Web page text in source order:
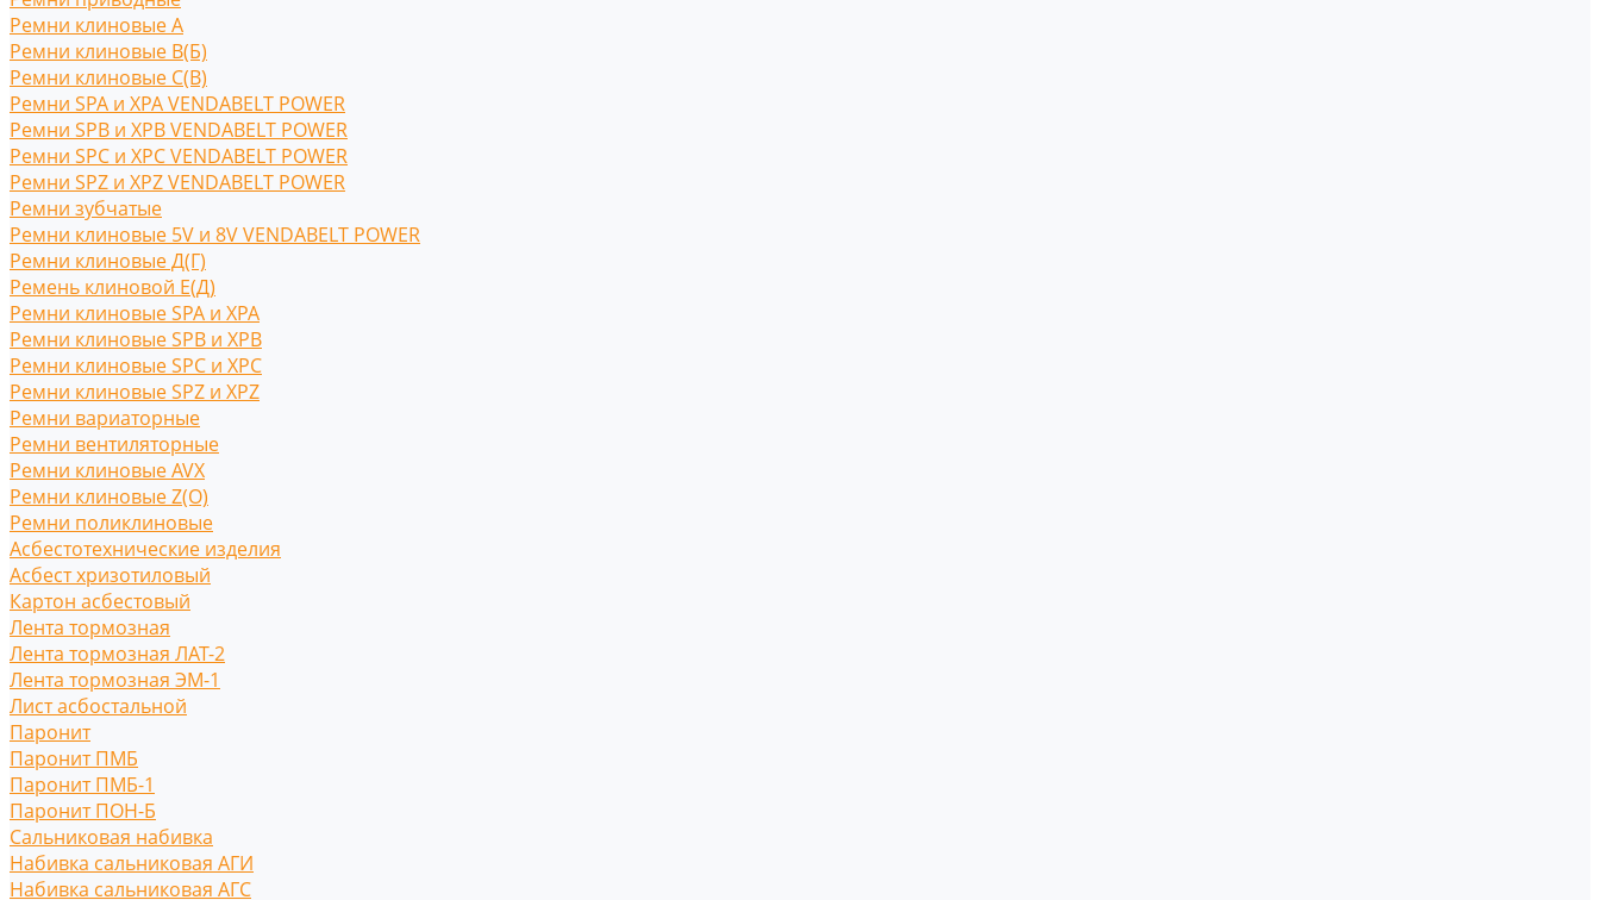
Ремни клиновые A
Ремни клиновые В(Б)
Ремни клиновые С(B)
Ремни SPA и XPA VENDABELT POWER
Ремни SPB и XPB VENDABELT POWER
Ремни SPC и XPC VENDABELT POWER
Ремни SPZ и XPZ VENDABELT POWER
Ремни зубчатые
Ремни клиновые 5V и 8V VENDABELT POWER
Ремни клиновые Д(Г)
Ремень клиновой Е(Д)
Ремни клиновые SPA и XPA
Ремни клиновые SPB и XPB
Ремни клиновые SPC и XPC
Ремни клиновые SPZ и XPZ
Ремни вариаторные
Ремни вентиляторные
Ремни клиновые AVX
Ремни клиновые Z(O)
Ремни поликлиновые
Асбестотехнические изделия
Асбест хризотиловый
Картон асбестовый
Лента тормозная
Лента тормозная ЛАТ-2
Лента тормозная ЭМ-1
Лист асбостальной
Паронит
Паронит ПМБ
Паронит ПМБ-1
Паронит ПОН-Б
Сальниковая набивка
Набивка сальниковая АГИ
Набивка сальниковая АГС